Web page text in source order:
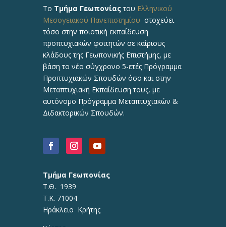
Το Τμήμα Γεωπονίαςτου Ελληνικού
Μεσογειακού Πανεπιστημίου στοχεύει
τόσο στην ποιοτική εκπαίδευση
προπτυχιακών φοιτητών σε καίριους
κλάδους της Γεωπονικής Επιστήμης, με
βάση το νέο σύγχρονο 5-ετές Πρόγραμμα
Προπτυχιακών Σπουδών όσο και στην
Μεταπτυχιακή Εκπαίδευση τους, με
αυτόνομο Πρόγραμμα Μεταπτυχιακών &
Διδακτορικών Σπουδών.
Τμήμα Γεωπονίας
Τ.Θ. 1939
Τ.Κ. 71004
Ηράκλειο Κρήτης